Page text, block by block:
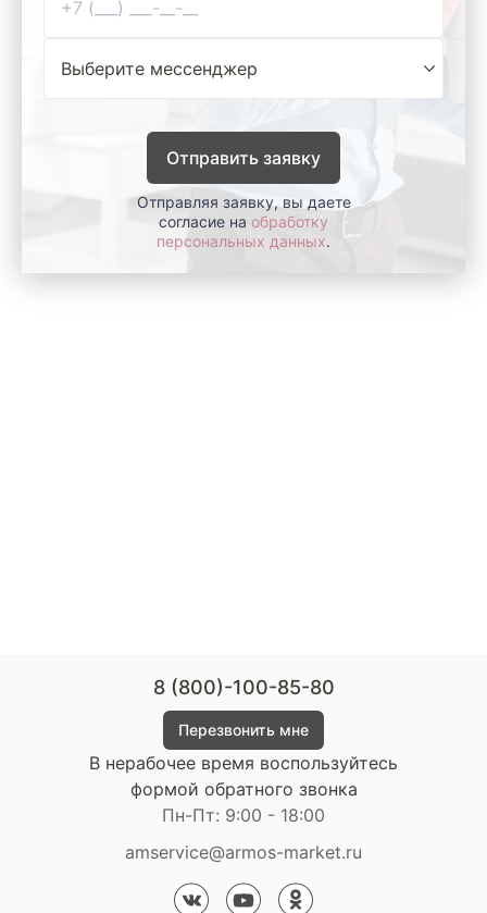
Отправить заявку
Отправляя заявку, вы даете
согласие на обработку
персональных данных.
8 (800)-100-85-80
Перезвонить мне
В нерабочее время воспользуйтесь
формой обратного звонка
Пн-Пт: 9:00 - 18:00
amservice@armos-market.ru